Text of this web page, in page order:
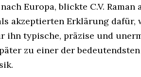
Europa, blickte C.V. Raman
akzeptierten Erklärung dafür,
ihn typische, präzise und
zu einer der bedeutendsten